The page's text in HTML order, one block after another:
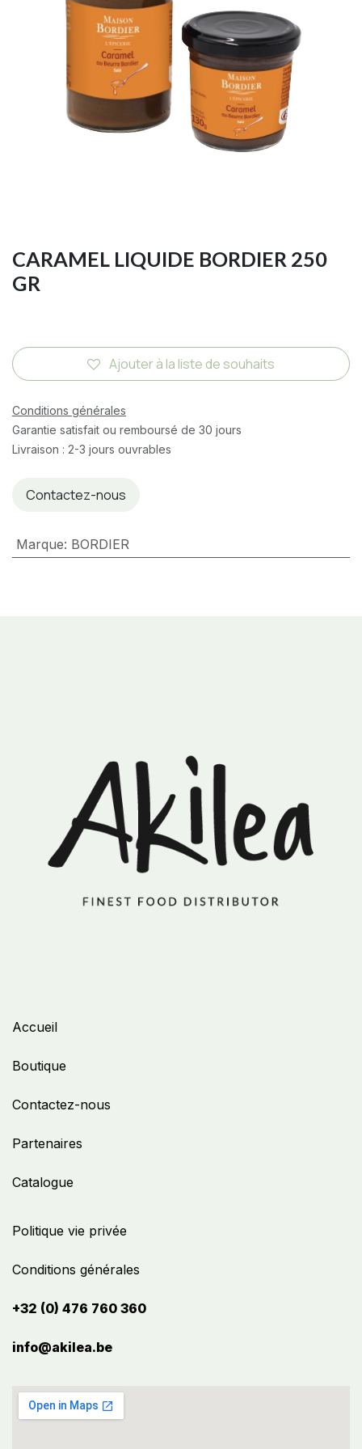
CARAMEL LIQUIDE BORDIER 250
GR
Ajouter à la liste de souhaits
Conditions générales
Garantie satisfait ou remboursé de 30 jours
Livraison : 2-3 jours ouvrables
Contactez-nous
Marque: BORDIER
Politique vie privée
Conditions générales
+32 (0) 476 760 360
info@akilea.be​
Accueil
Boutique
Contactez-nous
Partenaires
Catalogue